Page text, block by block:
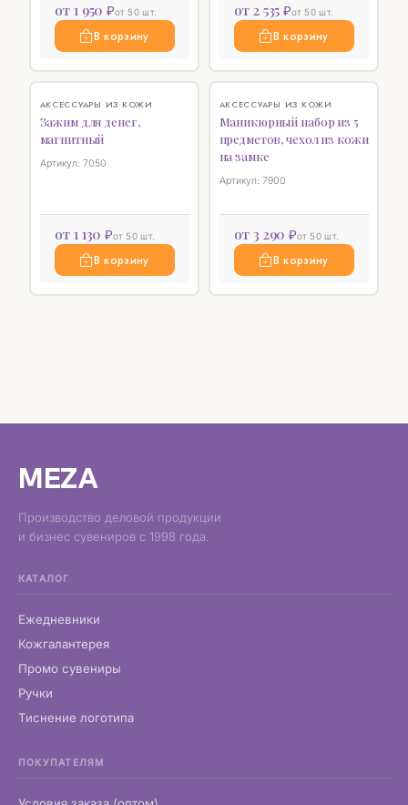
от 1 950 ₽от 50 шт.
В корзину
от 2 535 ₽от 50 шт.
В корзину
АКСЕССУАРЫ ИЗ КОЖИ
Зажим для денег,
магнитный
Артикул: 7050
от 1 130 ₽от 50 шт.
В корзину
АКСЕССУАРЫ ИЗ КОЖИ
Маникюрный набор из 5
предметов, чехол из кожи
на замке
Артикул: 7900
от 3 290 ₽от 50 шт.
В корзину
MEZA
Производство деловой продукции
и бизнес сувениров с 1998 года.
КАТАЛОГ
Ежедневники
Кожгалантерея
Промо сувениры
Ручки
Тиснение логотипа
ПОКУПАТЕЛЯМ